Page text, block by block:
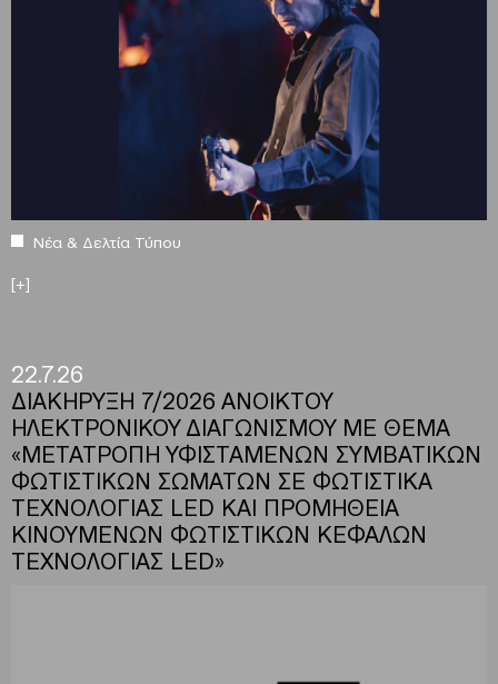
Νέα & Δελτία Τύπου
[+]
22.7.26
ΔΙΑΚΗΡΥΞΗ 7/2026 ΑΝΟΙΚΤΟΥ
ΗΛΕΚΤΡΟΝΙΚΟΥ ΔΙΑΓΩΝΙΣΜΟΥ ΜΕ ΘΕΜΑ
«ΜΕΤΑΤΡΟΠΗ ΥΦΙΣΤΑΜΕΝΩΝ ΣΥΜΒΑΤΙΚΩΝ
ΦΩΤΙΣΤΙΚΩΝ ΣΩΜΑΤΩΝ ΣΕ ΦΩΤΙΣΤΙΚΑ
ΤΕΧΝΟΛΟΓΙΑΣ LED ΚΑΙ ΠΡΟΜΗΘΕΙΑ
ΚΙΝΟΥΜΕΝΩΝ ΦΩΤΙΣΤΙΚΩΝ ΚΕΦΑΛΩΝ
ΤΕΧΝΟΛΟΓΙΑΣ LED»